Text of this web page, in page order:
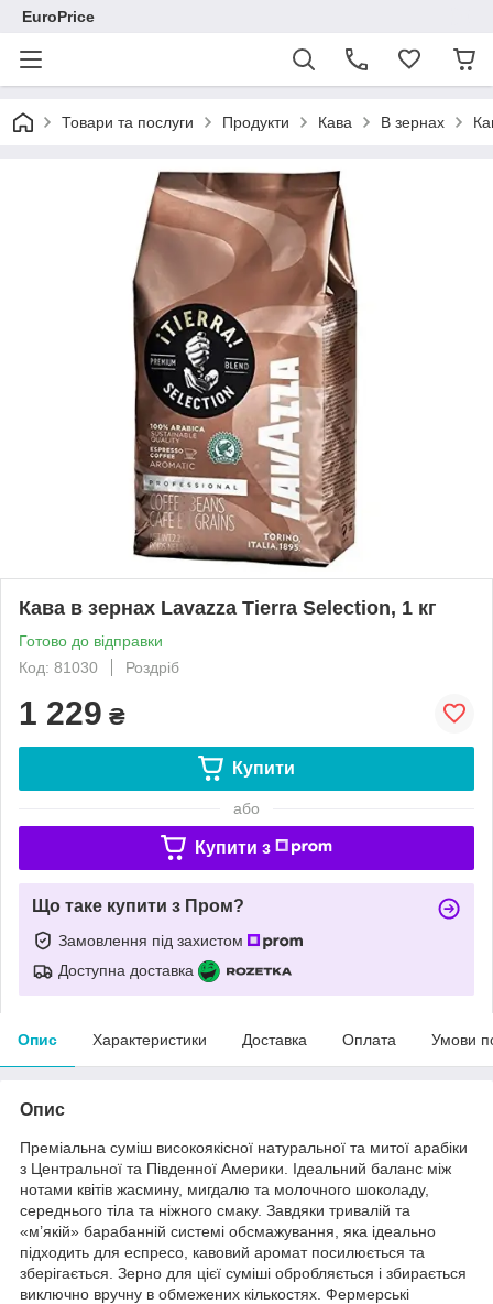
EuroPrice
Товари та послуги Продукти Кава В зернах
Кава в зернах Lavazza Tierra Selection, 1 кг
Готово до відправки
Код: 81030
Роздріб
1 229 ₴
Купити
або
Купити з
Що таке купити з Пром?
Замовлення під захистом
Доступна доставка
Опис Характеристики Доставка Оплата Умови
Опис
Преміальна суміш високоякісної натуральної та митої арабіки
з Центральної та Південної Америки. Ідеальний баланс між
нотами квітів жасмину, мигдалю та молочного шоколаду,
середнього тіла та ніжного смаку. Завдяки тривалій та
«м’якій» барабанній системі обсмажування, яка ідеально
підходить для еспресо, кавовий аромат посилюється та
зберігається. Зерно для цієї суміші обробляється і збирається
виключно вручну в обмежених кількостях. Фермерські